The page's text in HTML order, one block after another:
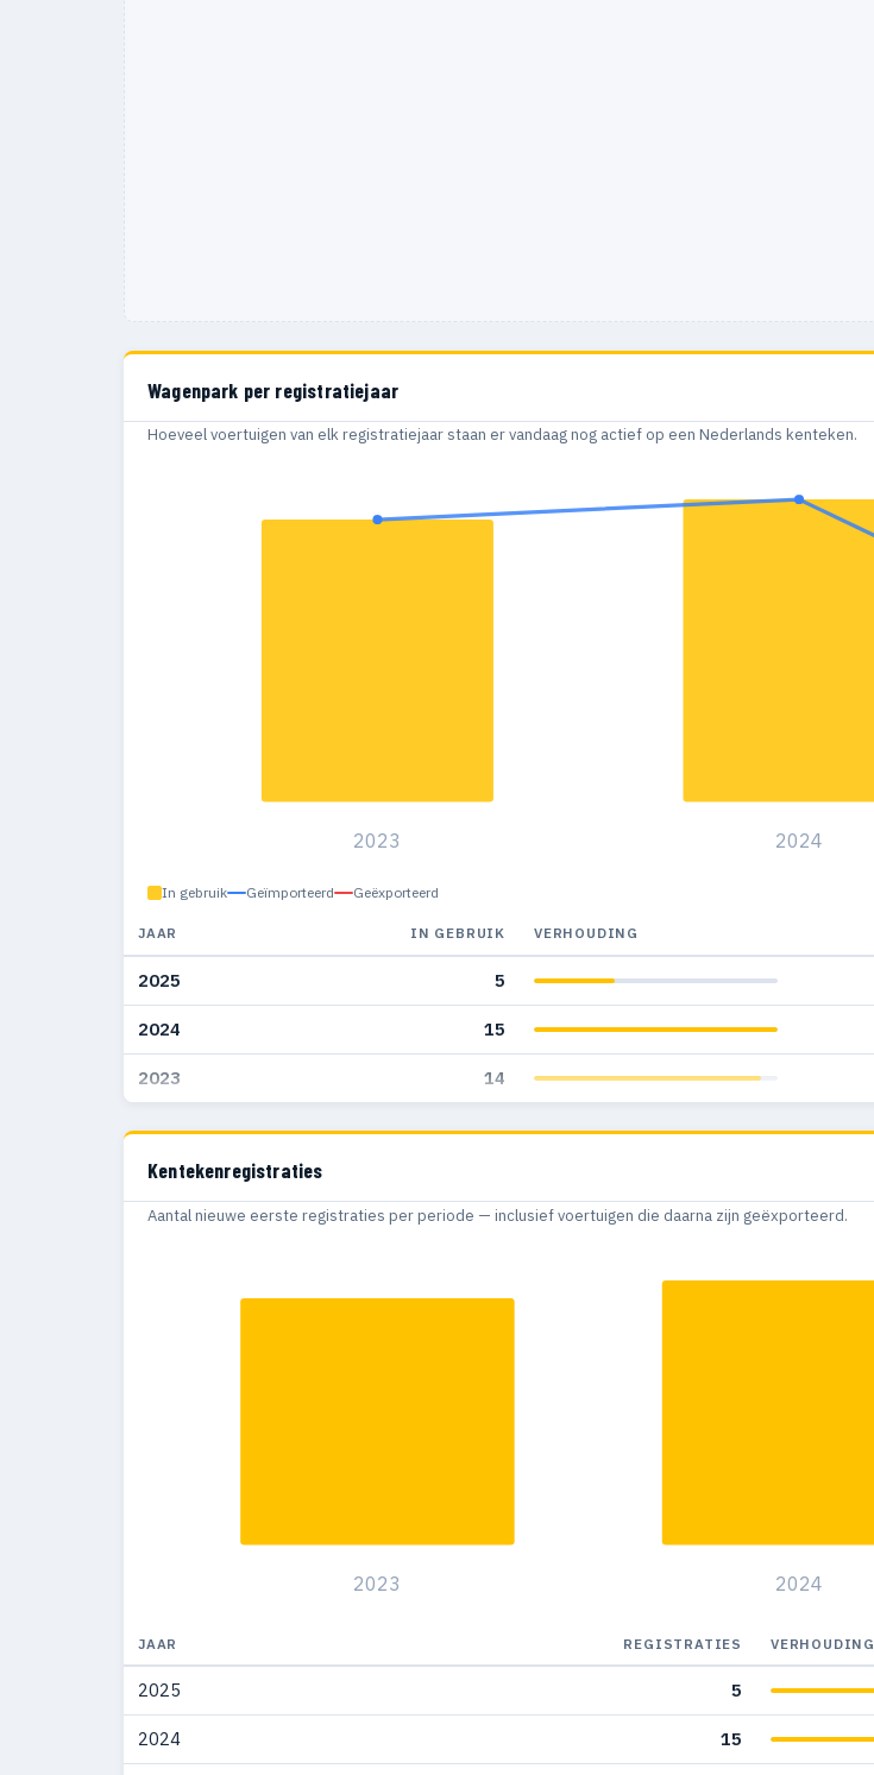
Wagenpark per registratiejaar
Hoeveel voertuigen van elk registratiejaar staan er vandaag nog actief op een Nederlands kenteken.
2023 2024
In gebruik Geïmporteerd Geëxporteerd
JAAR IN GEBRUIK VERHOUDING
2025 5
2024 15
2023 14
Kentekenregistraties
Aantal nieuwe eerste registraties per periode — inclusief voertuigen die daarna zijn geëxporteerd.
2023 2024
JAAR REGISTRATIES VERHOUDING
2025 5
2024 15